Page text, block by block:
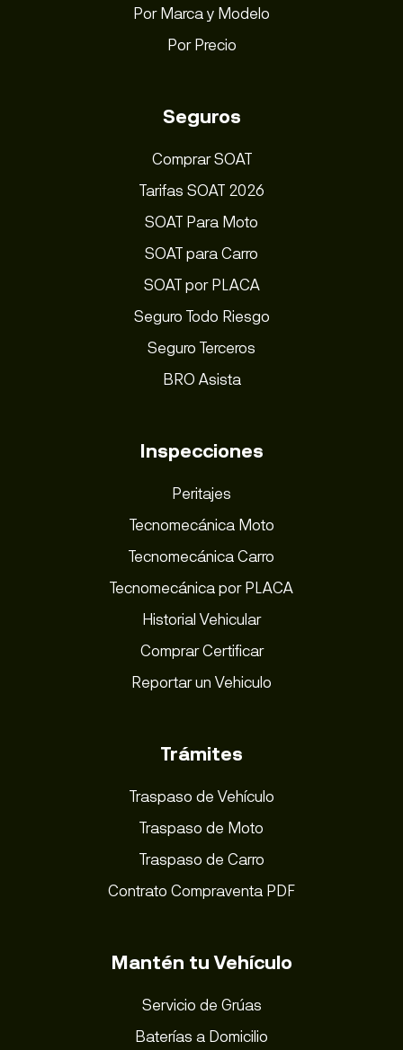
Por Marca y Modelo
Por Precio
Seguros
Comprar SOAT
Tarifas SOAT 2026
SOAT Para Moto
SOAT para Carro
SOAT por PLACA
Seguro Todo Riesgo
Seguro Terceros
BRO Asista
Inspecciones
Peritajes
Tecnomecánica Moto
Tecnomecánica Carro
Tecnomecánica por PLACA
Historial Vehicular
Comprar Certificar
Reportar un Vehiculo
Trámites
Traspaso de Vehículo
Traspaso de Moto
Traspaso de Carro
Contrato Compraventa PDF
Mantén tu Vehículo
Servicio de Grúas
Baterías a Domicilio